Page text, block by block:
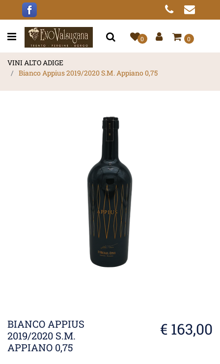
Open menu 0 0
VINI ALTO ADIGE
Bianco Appius 2019/2020 S.M. Appiano 0,75
BIANCO APPIUS
2019/2020 S.M.
APPIANO 0,75
€ 163,00